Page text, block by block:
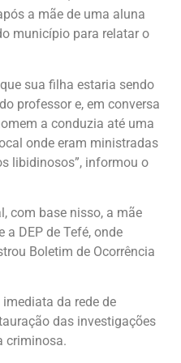
a mãe de uma aluna
município para relatar o
sua filha estaria sendo
professor e, em conversa
a conduzia até uma
onde eram ministradas
libidinosos”, informou o
com base nisso, a mãe
a DEP de Tefé, onde
Boletim de Ocorrência
da rede de
das investigações
criminosa.